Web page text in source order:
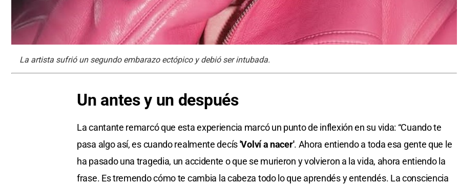
La artista sufrió un segundo embarazo ectópico y debió ser intubada.
Un antes y un después
La cantante remarcó que esta experiencia marcó un punto de inflexión en su vida: “Cuando te
pasa algo así, es cuando realmente decís'Volví a nacer'. Ahora entiendo a toda esa gente que le
ha pasado una tragedia, un accidente o que se murieron y volvieron a la vida, ahora entiendo la
frase. Es tremendo cómo te cambia la cabeza todo lo que aprendés y entendés. La consciencia